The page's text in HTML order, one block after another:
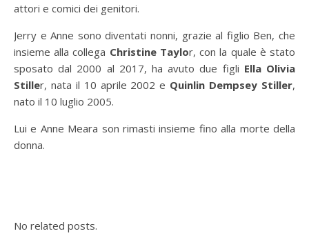
attori e comici dei genitori.
Jerry e Anne sono diventati nonni, grazie al figlio Ben, che
insieme alla collega Christine Taylor, con la quale è stato
sposato dal 2000 al 2017, ha avuto due figli Ella Olivia
Stiller, nata il 10 aprile 2002 e Quinlin Dempsey Stiller,
nato il 10 luglio 2005.
Lui e Anne Meara son rimasti insieme fino alla morte della
donna.
No related posts.